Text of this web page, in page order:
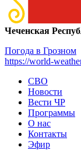
Чеченская
Погода в Грозном
https://world-
СВО
Новости
Вести ЧР
Программы
О нас
Контакты
Эфир